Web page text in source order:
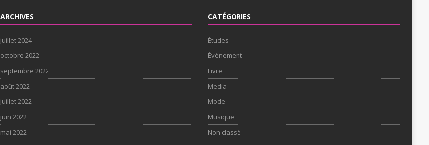
ARCHIVES
juillet 2024
octobre 2022
septembre 2022
août 2022
juillet 2022
juin 2022
mai 2022
CATÉGORIES
Études
Événement
Livre
Media
Mode
Musique
Non classé